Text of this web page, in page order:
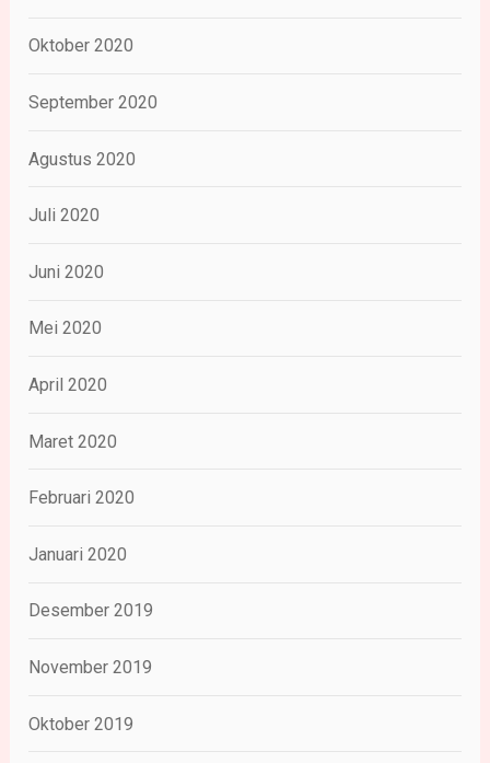
Oktober 2020
September 2020
Agustus 2020
Juli 2020
Juni 2020
Mei 2020
April 2020
Maret 2020
Februari 2020
Januari 2020
Desember 2019
November 2019
Oktober 2019